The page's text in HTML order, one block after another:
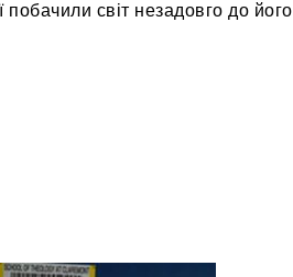
світ незадовго до його